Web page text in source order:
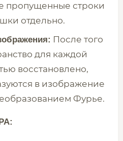
пропущенные строки
отдельно.
После того
для каждой
восстановлено,
в изображение
Фурье.